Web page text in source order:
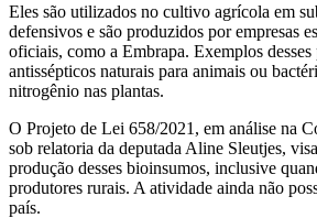
Eles são utilizados no cultivo agrícola em
defensivos e são produzidos por empresas
oficiais, como a Embrapa. Exemplos desses
antissépticos naturais para animais ou
nitrogênio nas plantas.
O Projeto de Lei 658/2021, em análise na
sob relatoria da deputada Aline Sleutjes,
produção desses bioinsumos, inclusive
produtores rurais. A atividade ainda não
país.